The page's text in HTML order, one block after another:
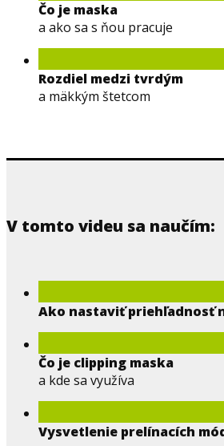
Čo je maska
a ako sa s ňou pracuje
Rozdiel medzi tvrdým
a mäkkým štetcom
V tomto videu sa naučím:
Ako nastaviť priehľadnosť
Čo je clipping maska
a kde sa využíva
Vysvetlenie prelínacích